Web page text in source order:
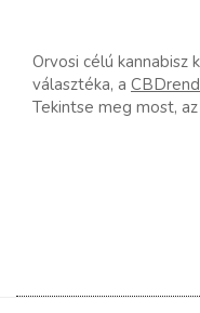
Orvosi célú kannabisz
választéka, a
Tekintse meg most,